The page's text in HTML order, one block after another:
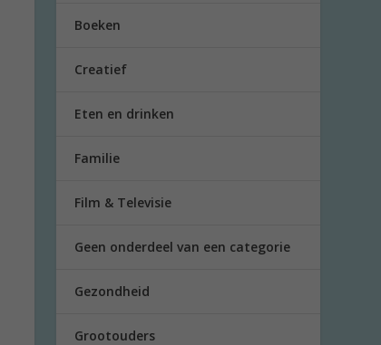
Boeken
Creatief
Eten en drinken
Familie
Film & Televisie
Geen onderdeel van een categorie
Gezondheid
Grootouders